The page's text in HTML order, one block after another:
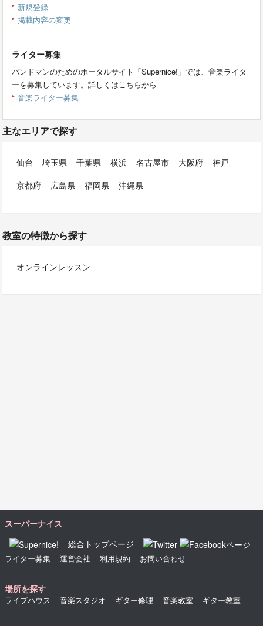
新規登録
掲載内容の変更
ライター募集
バンドマンのためのポータルサイト「Supernice!」では、音楽ライタ
ーを募集しています。詳しくはこちらから
音楽ライター募集
主なエリアで探す
仙台 埼玉県 千葉県 横浜 名古屋市 大阪府
神戸
京都府
広島県 福岡県 沖縄県
教室の特徴から探す
オンラインレッスン
スーパーナイス
総合トップページ
ライター募集 運営会社 利用規約 お問い合わせ
場所を探す
ライブハウス 音楽スタジオ ギター修理 音楽教室 ギター教室